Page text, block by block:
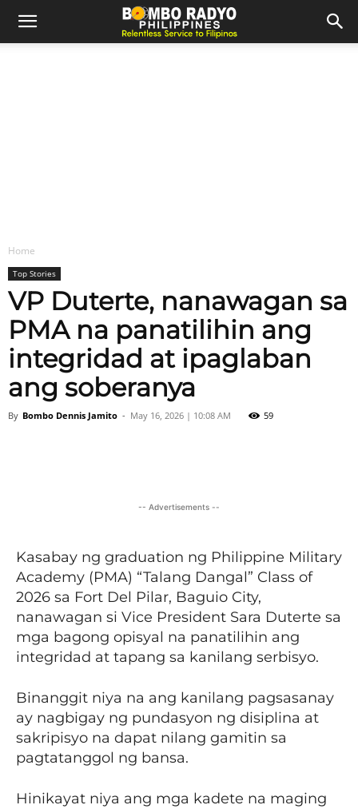
Home
Top Stories
VP Duterte, nanawagan sa
PMA na panatilihin ang
integridad at ipaglaban
ang soberanya
By Bombo Dennis Jamito - May 16, 2026 | 10:08 AM 59
-- Advertisements --
Kasabay ng graduation ng Philippine Military
Academy (PMA) “Talang Dangal” Class of
2026 sa Fort Del Pilar, Baguio City,
nanawagan si Vice President Sara Duterte sa
mga bagong opisyal na panatilihin ang
integridad at tapang sa kanilang serbisyo.
Binanggit niya na ang kanilang pagsasanay
ay nagbigay ng pundasyon ng disiplina at
sakripisyo na dapat nilang gamitin sa
pagtatanggol ng bansa.
Hinikayat niya ang mga kadete na maging